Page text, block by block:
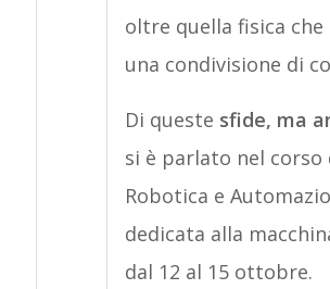
oltre quella fisica
una condivisione di
Di queste sfide, ma
si è parlato nel corso
Robotica e
dedicata alla
dal 12 al 15 ottobre.